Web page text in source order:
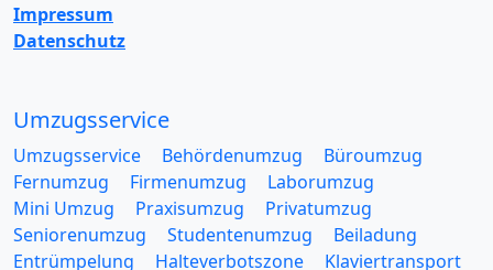
Impressum
Datenschutz
Umzugsservice
Umzugsservice Behördenumzug
Büroumzug
Fernumzug
Firmenumzug
Laborumzug
Mini Umzug
Praxisumzug
Privatumzug
Seniorenumzug
Studentenumzug
Beiladung
Entrümpelung
Halteverbotszone
Klaviertransport